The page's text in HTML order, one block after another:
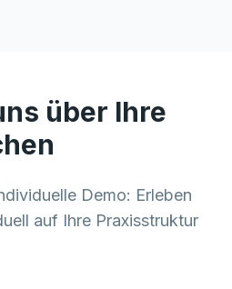
über Ihre
Demo: Erleben
auf Ihre Praxisstruktur